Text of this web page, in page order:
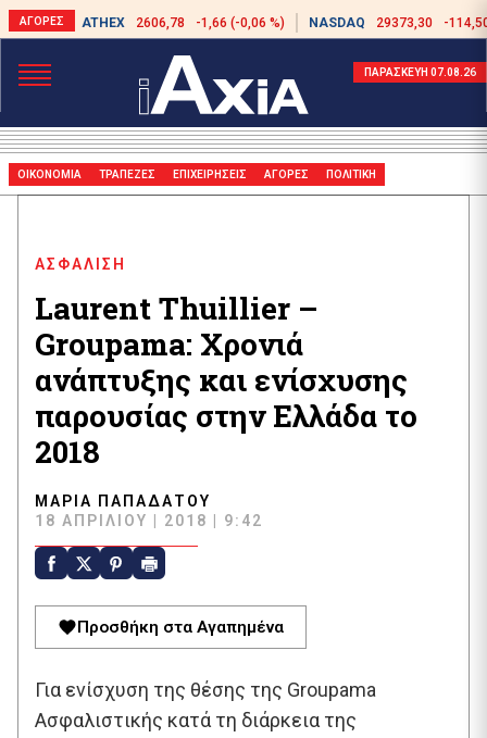
ATHEX 2606,78 -1,66 (-0,06 %) NASDAQ 29373,30 -
ΠΑΡΑΣΚΕΥΗ 07.08.26
ΟΙΚΟΝΟΜΙΑ ΤΡΑΠΕΖΕΣ ΕΠΙΧΕΙΡΗΣΕΙΣ ΑΓΟΡΕΣ ΠΟΛΙΤΙΚΗ
ΑΣΦΑΛΙΣΗ
Laurent Thuillier –
Groupama: Χρονιά
ανάπτυξης και ενίσχυσης
παρουσίας στην Ελλάδα το
2018
ΜΑΡΊΑ ΠΑΠΑΔΆΤΟΥ
18 ΑΠΡΙΛΊΟΥ | 2018 | 9:42
Προσθήκη στα Αγαπημένα
Για ενίσχυση της θέσης της Groupama
Ασφαλιστικής κατά τη διάρκεια της